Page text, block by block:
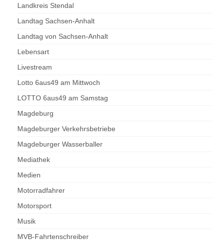
Landkreis Stendal
Landtag Sachsen-Anhalt
Landtag von Sachsen-Anhalt
Lebensart
Livestream
Lotto 6aus49 am Mittwoch
LOTTO 6aus49 am Samstag
Magdeburg
Magdeburger Verkehrsbetriebe
Magdeburger Wasserballer
Mediathek
Medien
Motorradfahrer
Motorsport
Musik
MVB-Fahrtenschreiber